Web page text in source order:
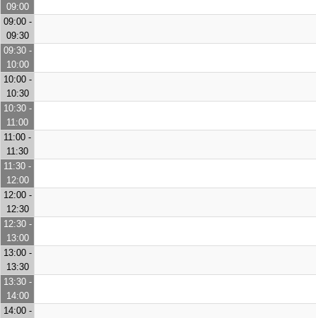
09:00
09:00 -
09:30
09:30 -
10:00
10:00 -
10:30
10:30 -
11:00
11:00 -
11:30
11:30 -
12:00
12:00 -
12:30
12:30 -
13:00
13:00 -
13:30
13:30 -
14:00
14:00 -